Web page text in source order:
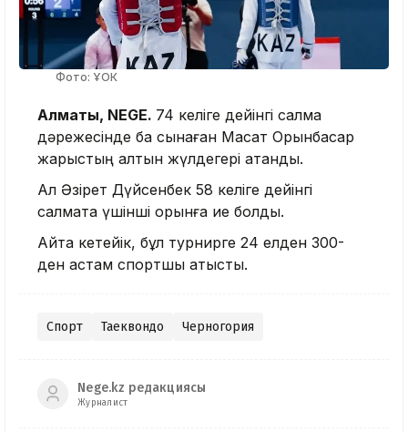
Фото: ҰОК
Алматы, NEGE. 74 келіге дейінгі салмақ
дәрежесінде бақ сынаған Мақсат Орынбасар
жарыстың алтын жүлдегері атанды.
Ал Әзірет Дүйсенбек 58 келіге дейінгі
салмақта үшінші орынға ие болды.
Айта кетейік, бұл турнирге 24 елден 300-
ден астам спортшы қатысты.
Спорт Таеквондо Черногория
Nege.kz редакциясы
Журналист